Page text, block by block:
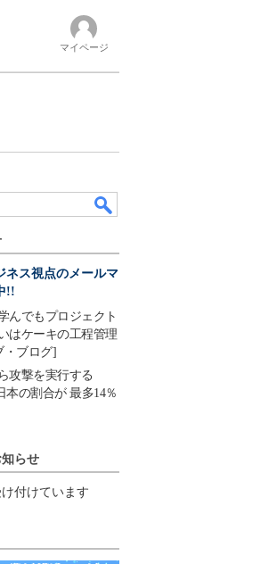
マイページ
ネス視点のメールマ
!!
んでもプロジェクト
はケーキの工程管理
・ブログ]
攻撃を実行する
本の割合が 最多14％
らせ
付けています